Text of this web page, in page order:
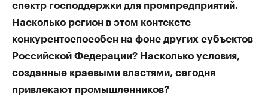
спектр господдержки для промпредприятий.
Насколько регион в этом контексте
конкурентоспособен на фоне других субъектов
Российской Федерации? Насколько условия,
созданные краевыми властями, сегодня
привлекают промышленников?